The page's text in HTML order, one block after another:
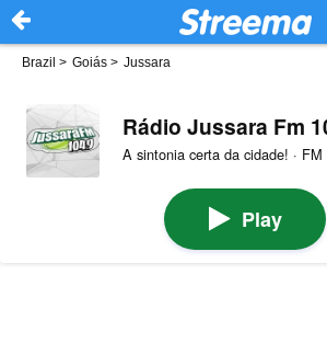
Brazil > Goiás > Jussara
Rádio Jussara Fm
A sintonia certa da cidade! · FM
Play